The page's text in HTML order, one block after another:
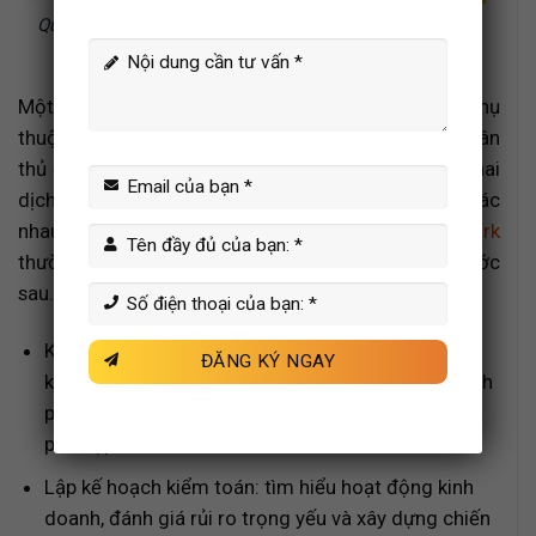
Quy trình thực hiện dịch vụ kiểm toán cho doanh nghiệp
theo chuẩn
Một cuộc kiểm toán đạt chất lượng không chỉ phụ
thuộc vào năng lực kiểm toán viên mà còn ở việc tuân
thủ đúng trình tự các bước. Trong quá trình triển khai
dịch vụ cho khách hàng thuộc nhiều ngành nghề khác
nhau, đội ngũ tạiMAN – Master Accountant Network
thường tổ chức quy trình kiểm toán theo các bước
sau.
Khảo sát sơ bộ và thống nhất phạm vi kiểm toán:
kiểm toán viên trao đổi với khách hàng để xác định
phạm vi công việc, thời gian thực hiện và mức phí
phù hợp.
Lập kế hoạch kiểm toán: tìm hiểu hoạt động kinh
doanh, đánh giá rủi ro trọng yếu và xây dựng chiến